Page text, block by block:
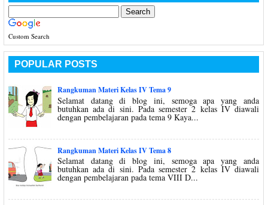
Custom Search
POPULAR POSTS
Rangkuman Materi Kelas IV Tema 9
Selamat datang di blog ini, semoga apa yang anda
butuhkan ada di sini. Pada semester 2 kelas IV diawali
dengan pembelajaran pada tema 9 Kaya...
Rangkuman Materi Kelas IV Tema 8
Selamat datang di blog ini, semoga apa yang anda
butuhkan ada di sini. Pada semester 2 kelas IV diawali
dengan pembelajaran pada tema VIII D...